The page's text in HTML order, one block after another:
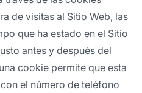
de visitas al Sitio Web, las
que ha estado en el Sitio
antes y después del
cookie permite que esta
el número de teléfono